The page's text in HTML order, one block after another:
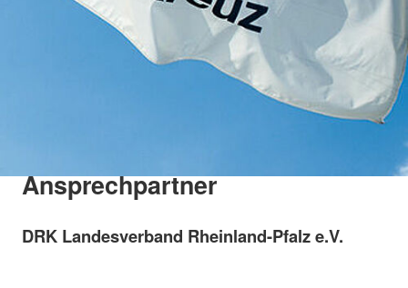
Ansprechpartner
DRK Landesverband Rheinland-Pfalz e.V.